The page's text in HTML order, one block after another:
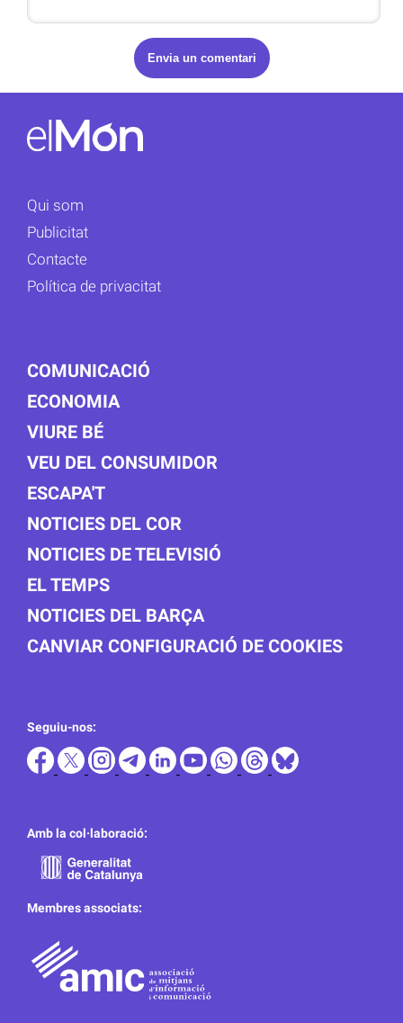
Qui som
Publicitat
Contacte
Política de privacitat
COMUNICACIÓ
ECONOMIA
VIURE BÉ
VEU DEL CONSUMIDOR
ESCAPA'T
NOTICIES DEL COR
NOTICIES DE TELEVISIÓ
EL TEMPS
NOTICIES DEL BARÇA
CANVIAR CONFIGURACIÓ DE COOKIES
Seguiu-nos:
Amb la col·laboració:
Membres associats: